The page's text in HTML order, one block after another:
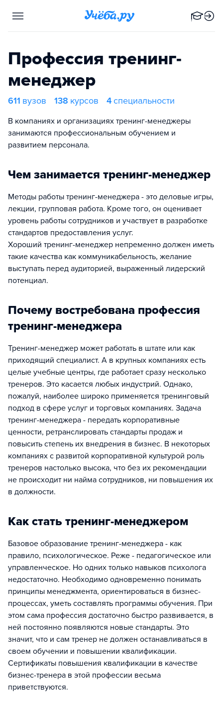
Профессия тренинг-
менеджер
611 вузов 138 курсов 4специальности
В компаниях и организациях тренинг-менеджеры
занимаются профессиональным обучением и
развитием персонала.
Чем занимается тренинг-менеджер
Методы работы тренинг-менеджера - это деловые игры,
лекции, групповая работа. Кроме того, он оценивает
уровень работы сотрудников и участвует в разработке
стандартов предоставления услуг.
Хороший тренинг-менеджер непременно должен иметь
такие качества как коммуникабельность, желание
выступать перед аудиторией, выраженный лидерский
потенциал.
Почему востребована профессия
тренинг-менеджера
Тренинг-менеджер может работать в штате или как
приходящий специалист. А в крупных компаниях есть
целые учебные центры, где работает сразу несколько
тренеров. Это касается любых индустрий. Однако,
пожалуй, наиболее широко применяется тренинговый
подход в сфере услуг и торговых компаниях. Задача
тренинг-менеджера - передать корпоративные
ценности, ретранслировать стандарты продаж и
повысить степень их внедрения в бизнес. В некоторых
компаниях с развитой корпоративной культурой роль
тренеров настолько высока, что без их рекомендации
не происходит ни найма сотрудников, ни повышения их
в должности.
Как стать тренинг-менеджером
Базовое образование тренинг-менеджера - как
правило, психологическое. Реже - педагогическое или
управленческое. Но одних только навыков психолога
недостаточно. Необходимо одновременно понимать
принципы менеджмента, ориентироваться в бизнес-
процессах, уметь составлять программы обучения. При
этом сама профессия достаточно быстро развивается, в
ней постоянно появляются новые стандарты. Это
значит, что и сам тренер не должен останавливаться в
своем обучении и повышении квалификации.
Сертификаты повышения квалификации в качестве
бизнес-тренера в этой профессии весьма
приветствуются.